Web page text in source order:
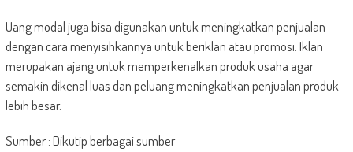
Uang modal juga bisa digunakan untuk meningkatkan penjualan
dengan cara menyisihkannya untuk beriklan atau promosi. Iklan
merupakan ajang untuk memperkenalkan produk usaha agar
semakin dikenal luas dan peluang meningkatkan penjualan produk
lebih besar.
Sumber : Dikutip berbagai sumber